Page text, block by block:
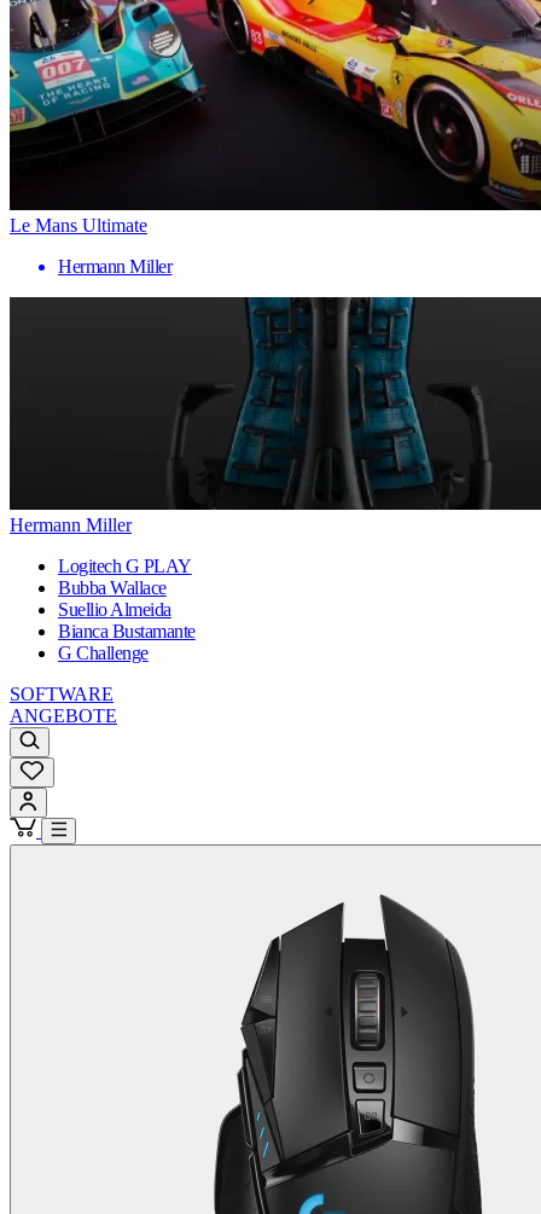
Le Mans Ultimate
Hermann Miller
Hermann Miller
Logitech G PLAY
Bubba Wallace
Suellio Almeida
Bianca Bustamante
G Challenge
SOFTWARE
ANGEBOTE